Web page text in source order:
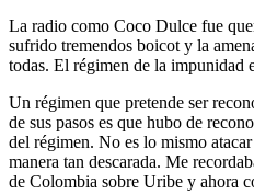
La radio como Coco Dulce fue
sufrido tremendos boicot y la
todas. El régimen de la impunidad
Un régimen que pretende ser
de sus pasos es que hubo de
del régimen. No es lo mismo
manera tan descarada. Me
de Colombia sobre Uribe y ahora